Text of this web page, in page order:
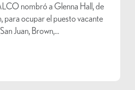
nombró a Glenna Hall, de
para ocupar el puesto vacante
Juan, Brown,...